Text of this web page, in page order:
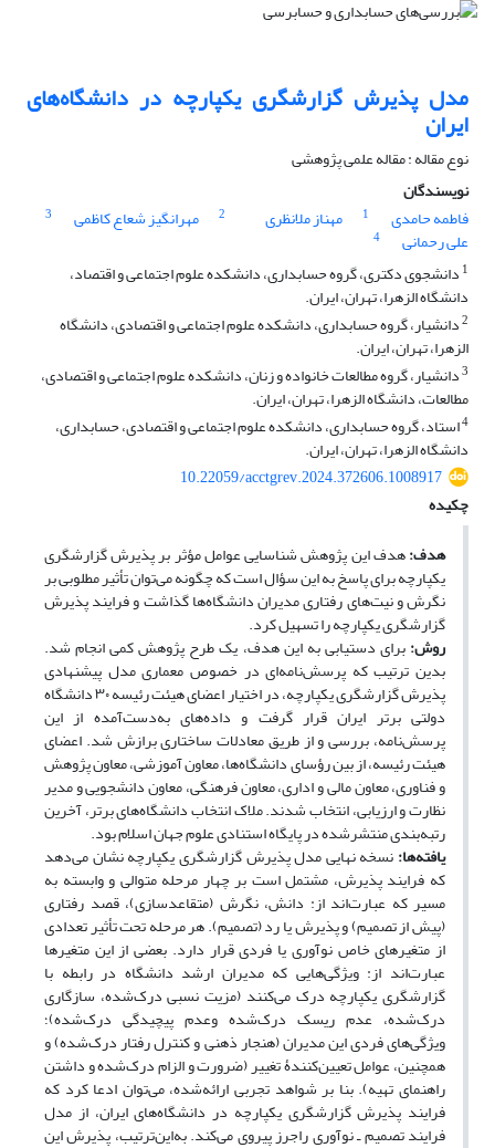
مدل پذیرش گزارشگری یکپارچه در دانشگاه‌های
ایران
نوع مقاله : مقاله علمی پژوهشی
نویسندگان
فاطمه حامدی
1 مهناز ملانظری 2 مهرانگیز شعاع کاظمی 3
علی رحمانی
4
1 دانشجوی دکتری، گروه حسابداری، دانشکده علوم اجتماعی و اقتصاد،
دانشگاه الزهرا، تهران، ایران.
2دانشیار، گروه حسابداری، دانشکده علوم اجتماعی و اقتصادی، دانشگاه
الزهرا، تهران، ایران.
3دانشیار، گروه مطالعات خانواده و زنان، دانشکده علوم اجتماعی و اقتصادی،
مطالعات، دانشگاه الزهرا، تهران، ایران.
4استاد، گروه حسابداری، دانشکده علوم اجتماعی و اقتصادی، حسابداری،
دانشگاه الزهرا، تهران، ایران.
10.22059/acctgrev.2024.372606.1008917
چکیده
هدف:هدف این پژوهش شناسایی عوامل مؤثر بر پذیرش گزارشگری
یکپارچه برای پاسخ به این سؤال است که چگونه می‌توان تأثیر مطلوبی بر
نگرش و نیت‌های رفتاری مدیران دانشگاه‌ها گذاشت و فرایند پذیرش
گزارشگری یکپارچه را تسهیل کرد.
روش:برای دستیابی به این هدف، یک طرح پژوهش کمی انجام شد.
بدین ترتیب که پرسش‌نامه‌ای در خصوص معماری مدل پیشنهادی
پذیرش گزارشگری یکپارچه، در اختیار اعضای هیئت رئیسه ۳۰ دانشگاه
دولتی برتر ایران قرار گرفت و داده‌های به‌دست‌آمده از این
پرسش‌نامه، بررسی و از طریق معادلات ساختاری برازش شد. اعضای
هیئت رئیسه، از بین رؤسای دانشگاه‌ها، معاون آموزشی، معاون پژوهش
و فناوری، معاون مالی و اداری، معاون فرهنگی، معاون دانشجویی و مدیر
نظارت و ارزیابی، انتخاب شدند. ملاک انتخاب دانشگاه‌های برتر، آخرین
رتبه‌بندی منتشرشده در پایگاه استنادی علوم جهان اسلام بود.
یافته‌ها:نسخه نهایی مدل پذیرش گزارشگری یکپارچه نشان می‌دهد
که فرایند پذیرش، مشتمل است بر چهار مرحله متوالی و وابسته به
مسیر که عبارت‌اند از: دانش، نگرش (متقاعدسازی)، قصد رفتاری
(پیش از تصمیم) و پذیرش یا رد (تصمیم). هر مرحله تحت تأثیر تعدادی
از متغیرهای خاص نوآوری یا فردی قرار دارد. بعضی از این متغیرها
عبارت‌اند از: ویژگی‌هایی که مدیران ارشد دانشگاه در رابطه با
گزارشگری یکپارچه درک می‌کنند (مزیت نسبی درک‌شده، سازگاری
درک‌شده، عدم ریسک درک‌شده وعدم پیچیدگی درک‌شده)؛
ویژگی‌های فردی این مدیران (هنجار ذهنی و کنترل رفتار درک‌شده) و
همچنین، عوامل تعیین‌کنندۀ تغییر (ضرورت و الزام درک‌شده و داشتن
راهنمای تهیه). بنا بر شواهد تجربی ارائه‌شده، می‌توان ادعا کرد که
فرایند پذیرش گزارشگری یکپارچه در دانشگاه‌های ایران، از مدل
فرایند تصمیم ـ نوآوری راجرز پیروی می‌کند. به‌این‌ترتیب، پذیرش این